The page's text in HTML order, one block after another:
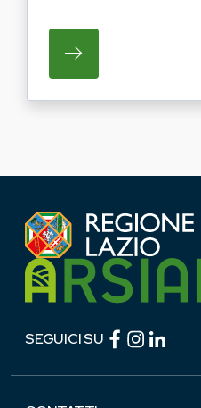
SU REGIONE
SEGUICI SU Facebook